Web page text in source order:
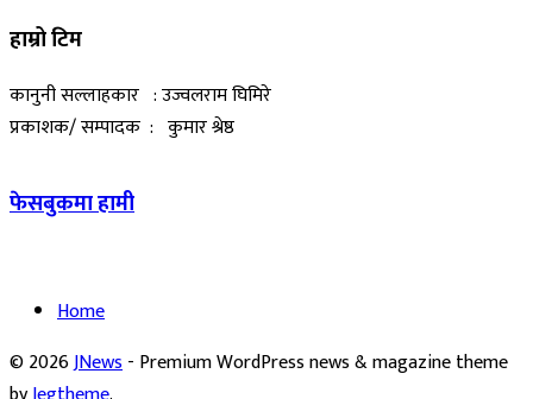
हाम्रो टिम
कानुनी सल्लाहकार : उज्वलराम घिमिरे
प्रकाशक/ सम्पादक : कुमार श्रेष्ठ
फेसबुकमा हामी
Home
© 2026JNews- Premium WordPress news & magazine theme